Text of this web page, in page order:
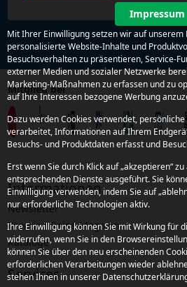
Mitglied bei
Informationen
Newsletter
Kroatien Reise-Magazin
Kataloge
Services
Impressum
Mit Ihrer Einwilligung setzen wir auf
personalisierte Website-Inhalte und
Besuchsverhalten zu präsentieren, Service-
externer Medien und sozialer Netzwerke
Marketing-Maßnahmen zu erfassen und zu
auf Ihre Interessen bezogene Werbung
Dazu werden Cookies verwendet,
verarbeitet, Informationen auf Ihrem
Besuchs- und Produktdaten erfasst und
Erst wenn Sie durch Klick auf „akzeptieren“
entsprechenden Dienste ausgeführt. Sie
Einwilligung verwenden, indem Sie auf
nur erforderliche Technologien aktiv.
Ihre Einwilligung können Sie mit Wirkung für
widerrufen, wenn Sie in den
können Sie über den neu erscheinenden
erforderlichen Verarbeitungen wieder
stehen Ihnen in unserer